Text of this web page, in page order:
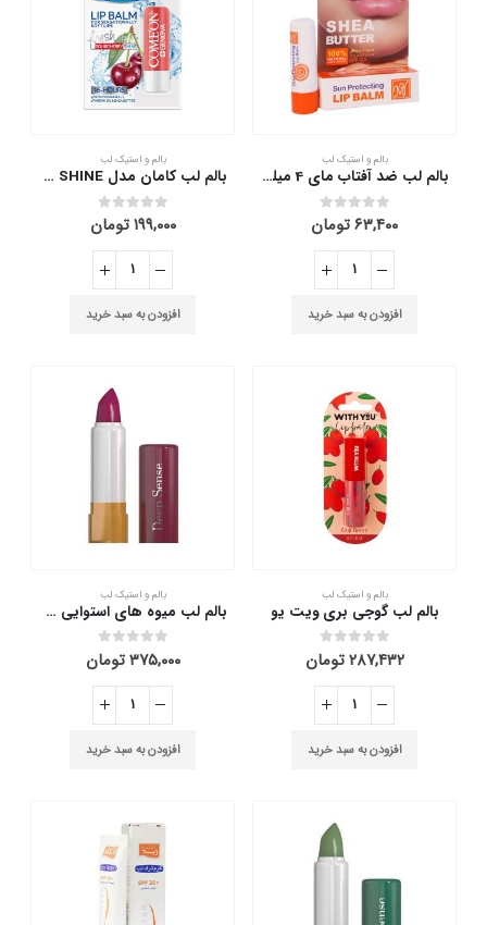
بالم و استیک لب
بالم لب ضد آفتاب مای 4 میلی لیتر
0
out of 5
۶۳,۴۰۰تومان
افزودن به سبد خرید
بالم و استیک لب
بالم لب کامان مدل SOUR CHERRY SHINE
۱۹۹,۰۰۰تومان
افزودن به سبد خرید
بالم و استیک لب
بالم لب گوجی بری ویت یو
0
out of 5
۲۸۷,۴۳۲تومان
افزودن به سبد خرید
بالم و استیک لب
بالم لب میوه های استوایی دیپ سنس 3.5 گرم
out of 5
۳۷۵,۰۰۰تومان
افزودن به سبد خرید